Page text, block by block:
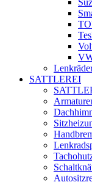
SATTLEREI